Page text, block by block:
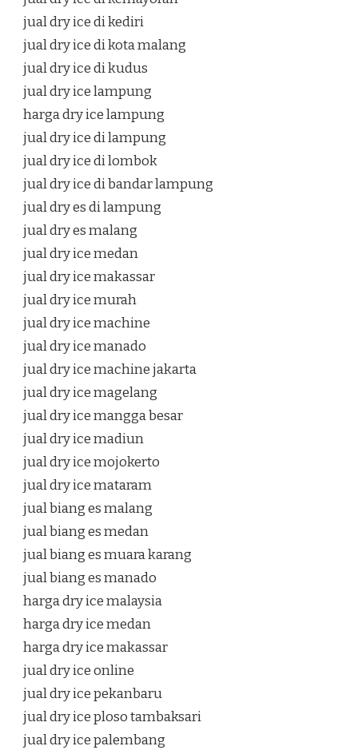
jual dry ice di kediri
jual dry ice di kota malang
jual dry ice di kudus
jual dry ice lampung
harga dry ice lampung
jual dry ice di lampung
jual dry ice di lombok
jual dry ice di bandar lampung
jual dry es di lampung
jual dry es malang
jual dry ice medan
jual dry ice makassar
jual dry ice murah
jual dry ice machine
jual dry ice manado
jual dry ice machine jakarta
jual dry ice magelang
jual dry ice mangga besar
jual dry ice madiun
jual dry ice mojokerto
jual dry ice mataram
jual biang es malang
jual biang es medan
jual biang es muara karang
jual biang es manado
harga dry ice malaysia
harga dry ice medan
harga dry ice makassar
jual dry ice online
jual dry ice pekanbaru
jual dry ice ploso tambaksari
jual dry ice palembang